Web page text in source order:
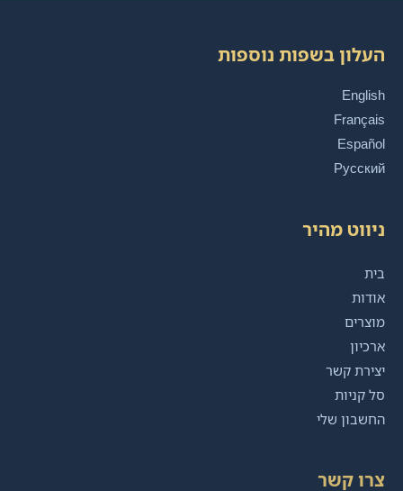
העלון בשפות נוספות
English
Français
Español
Русский
ניווט מהיר
בית
אודות
מוצרים
ארכיון
יצירת קשר
סל קניות
החשבון שלי
צרו קשר